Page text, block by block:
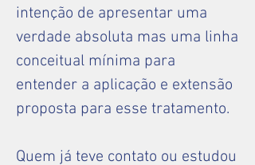
intenção de apresentar uma
verdade absoluta mas uma linha
conceitual mínima para
entender a aplicação e extensão
proposta para esse tratamento.
Quem já teve contato ou estudou